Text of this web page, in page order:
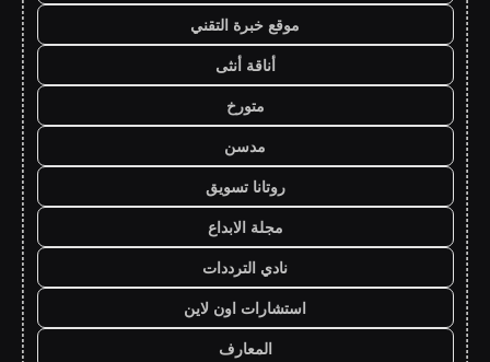
موقع خبرة التقني
أناقة أنثى
متورخ
مدسن
روتانا تسويق
مجلة الابداع
نادي الترددات
استشارات اون لاين
المعارف